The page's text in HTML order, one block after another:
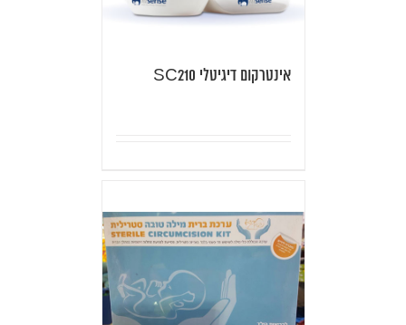
אינטרקום דיגיטלי SC210